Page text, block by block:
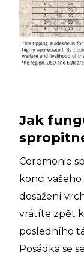
Jak
Ceremonie
konci
dosažení
vrátíte zpět
posledního
Posádka se